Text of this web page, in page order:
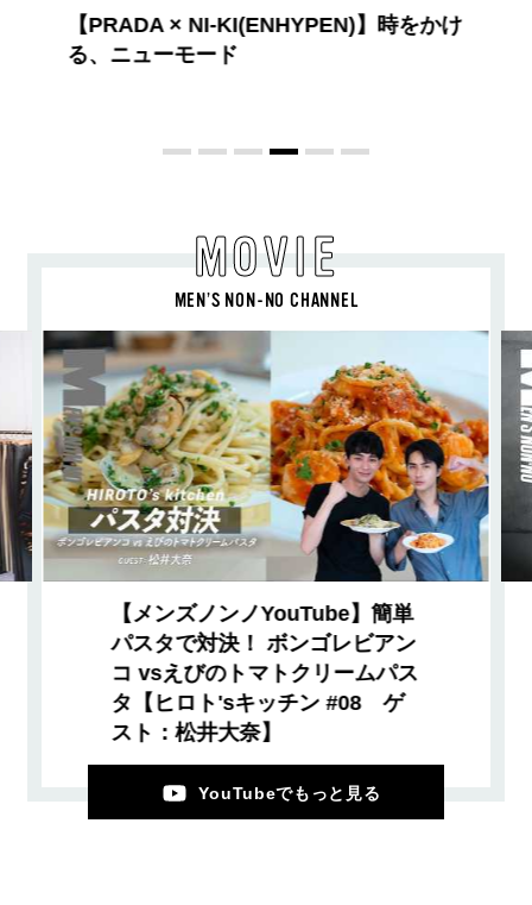
ロエベの新しい世界へようこそ。大胆な
コントラストとレイヤードの先に。装う
MOVIE
MEN’S NON-NO CHANNEL
【メンズノンノYouTube】簡単
パスタで対決！ ボンゴレビアン
コ vsえびのトマトクリームパス
タ【ヒロト'sキッチン #08 ゲ
スト：松井大奈】
YouTubeでもっと見る